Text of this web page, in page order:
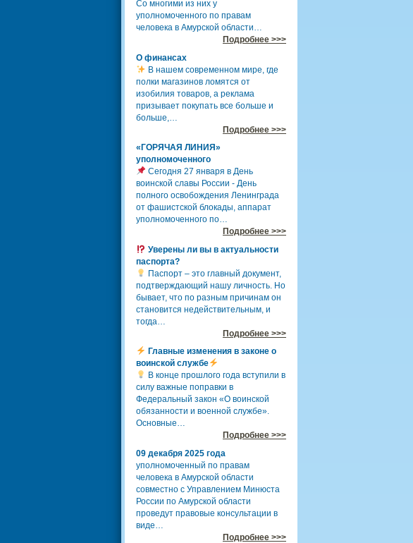
Со многими из них у
уполномоченного по правам
человека в Амурской области…
Подробнее >>>
О финансах
В нашем современном мире, где
полки магазинов ломятся от
изобилия товаров, а реклама
призывает покупать все больше и
больше,…
Подробнее >>>
«ГОРЯЧАЯ ЛИНИЯ»
уполномоченного
Сегодня 27 января в День
воинской славы России - День
полного освобождения Ленинграда
от фашистской блокады, аппарат
уполномоченного по…
Подробнее >>>
Уверены ли вы в актуальности
паспорта?
Паспорт – это главный документ,
подтверждающий нашу личность. Но
бывает, что по разным причинам он
становится недействительным, и
тогда…
Подробнее >>>
Главные изменения в законе о
воинской службе
В конце прошлого года вступили в
силу важные поправки в
Федеральный закон «О воинской
обязанности и военной службе».
Основные…
Подробнее >>>
09 декабря 2025 года
уполномоченный по правам
человека в Амурской области
совместно с Управлением Минюста
России по Амурской области
проведут правовые консультации в
виде…
Подробнее >>>